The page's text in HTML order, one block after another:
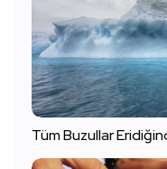
Tüm Buzullar